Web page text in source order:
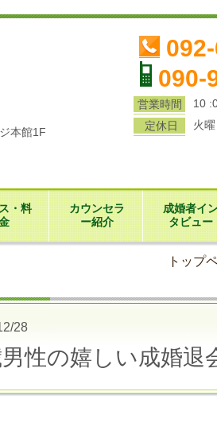
本館1F
090-
営業時間
10
定休日
火曜
・料
カウンセラ
ー紹介
成婚者イ
タビュー
トップ
28
性の嬉しい成婚退